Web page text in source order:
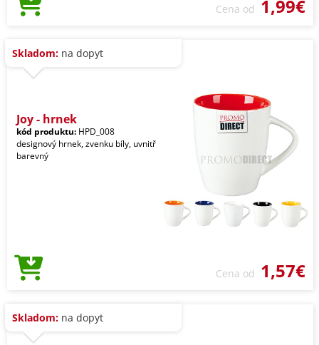
Cena od 1,99€
Skladom: na dopyt
Joy - hrnek
kód produktu: HPD_008
designový hrnek, zvenku bíly, uvnitř
barevný
Cena od 1,57€
Skladom: na dopyt